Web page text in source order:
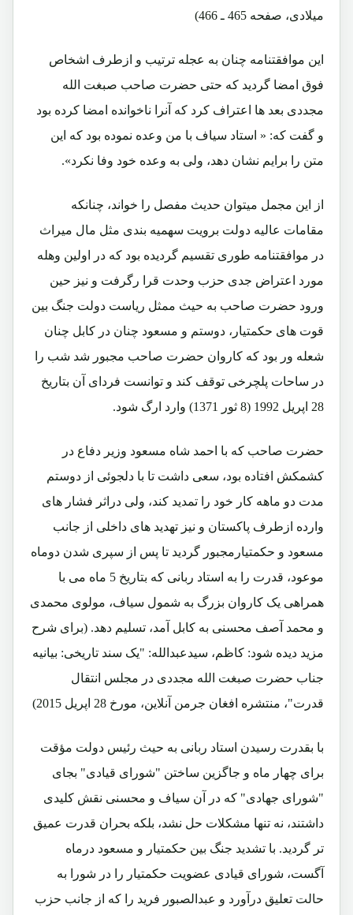
میلادی، صفحه 465 ـ 466)
این موافقتنامه چنان به عجله ترتیب و ازطرف اشخاص
فوق امضا گردید که حتی حضرت صاحب صبغت الله
مجددی بعد ها اعتراف کرد که آنرا ناخوانده امضا کرده بود
و گفت که: « استاد سیاف با من وعده نموده بود که این
متن را برایم نشان دهد، ولی به وعده خود وفا نکرد».
از این مجمل میتوان حدیث مفصل را خواند، چنانکه
مقامات عالیه دولت برویت سهمیه بندی مثل مال میراث
در موافقتنامه طوری تقسیم گردیده بود که در اولین وهله
مورد اعتراض جدی حزب وحدت قرا رگرفت و نیز حین
ورود حضرت صاحب به حیث ممثل ریاست دولت جنگ بین
قوت های حکمتیار، دوستم و مسعود چنان در کابل چنان
شعله ور بود که کاروان حضرت صاحب مجبور شد شب را
در ساحات پلچرخی توقف کند و توانست فردای آن بتاریخ
28 اپریل 1992 (8 ثور 1371) وارد ارگ شود.
حضرت صاحب که با احمد شاه مسعود وزیر دفاع در
کشمکش افتاده بود، سعی داشت تا با دلجوئی از دوستم
مدت دو ماهه کار خود را تمدید کند، ولی دراثر فشار های
وارده ازطرف پاکستان و نیز تهدید های داخلی از جانب
مسعود و حکمتیارمجبور گردید تا پس از سپری شدن دوماه
موعود، قدرت را به استاد ربانی که بتاریخ 5 ماه می با
همراهی یک کاروان بزرگ به شمول سیاف، مولوی محمدی
و محمد آصف محسنی به کابل آمد، تسلیم دهد. (برای شرح
مزید دیده شود: کاظم، سیدعبدالله: "یک سند تاریخی: بیانیه
جناب حضرت صبغت الله مجددی در مجلس انتقال
قدرت"، منتشره افغان جرمن آنلاین، مورخ 28 اپریل 2015)
با بقدرت رسیدن استاد ربانی به حیث رئیس دولت مؤقت
برای چهار ماه و جاگزین ساختن "شورای قیادی" بجای
"شورای جهادی" که در آن سیاف و محسنی نقش کلیدی
داشتند، نه تنها مشکلات حل نشد، بلکه بحران قدرت عمیق
تر گردید. با تشدید جنگ بین حکمتیار و مسعود درماه
آگست، شورای قیادی عضویت حکمتیار را در شورا به
حالت تعلیق درآورد و عبدالصبور فرید را که از جانب حزب